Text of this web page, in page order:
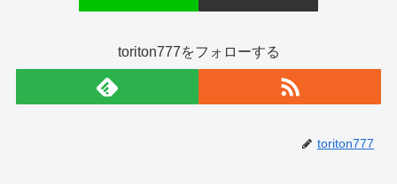
toriton777をフォローする
toriton777